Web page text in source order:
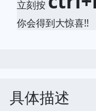
立刻按
你会得到大惊喜!!
具体描述